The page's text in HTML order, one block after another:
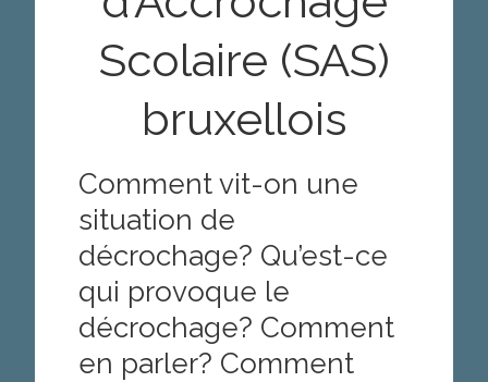
Scolaire (SAS)
bruxellois
Comment vit-on une
situation de
décrochage? Qu’est-ce
qui provoque le
décrochage? Comment
en parler? Comment